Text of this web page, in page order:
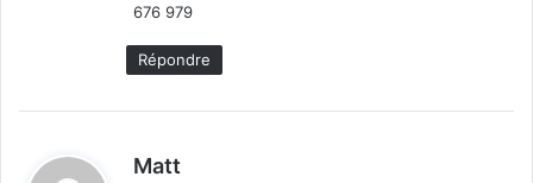
676 979
Répondre
Matt